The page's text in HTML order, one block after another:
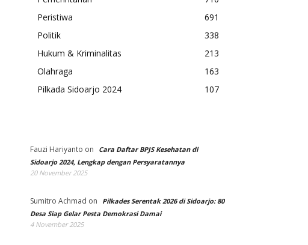
Peristiwa
691
Politik
338
Hukum & Kriminalitas
213
Olahraga
163
Pilkada Sidoarjo 2024
107
Fauzi Hariyanto on
Cara Daftar BPJS Kesehatan di
Sidoarjo 2024, Lengkap dengan Persyaratannya
20 November 2025
Sumitro Achmad on
Pilkades Serentak 2026 di Sidoarjo: 80
Desa Siap Gelar Pesta Demokrasi Damai
4 November 2025